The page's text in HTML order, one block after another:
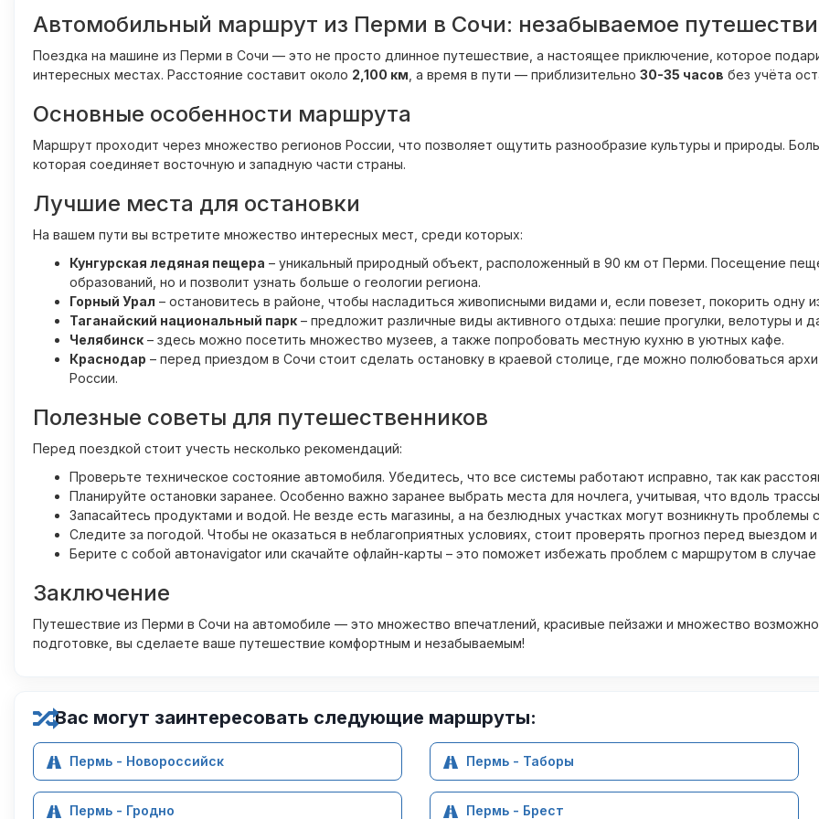
Автомобильный маршрут из Перми в Сочи: незабываемое
Поездка на машине из Перми в Сочи — это не просто длинное путешествие, а настоящее приключение, которое
интересных местах. Расстояние составит около 2,100 км , а время в пути — приблизительно 30-35 часов без учёта
Основные особенности маршрута
Маршрут проходит через множество регионов России, что позволяет ощутить разнообразие культуры и природы.
которая соединяет восточную и западную части страны.
Лучшие места для остановки
На вашем пути вы встретите множество интересных мест, среди которых:
Кунгурская ледяная пещера – уникальный природный объект, расположенный в 90 км от Перми. Посещение
образований, но и позволит узнать больше о геологии региона.
Горный Урал – остановитесь в районе, чтобы насладиться живописными видами и, если повезет, покорить одну
Таганайский национальный парк – предложит различные виды активного отдыха: пешие прогулки, велотуры и
Челябинск – здесь можно посетить множество музеев, а также попробовать местную кухню в уютных кафе.
Краснодар – перед приездом в Сочи стоит сделать остановку в краевой столице, где можно полюбоваться
России.
Полезные советы для путешественников
Перед поездкой стоит учесть несколько рекомендаций:
Проверьте техническое состояние автомобиля. Убедитесь, что все системы работают исправно, так как
Планируйте остановки заранее. Особенно важно заранее выбрать места для ночлега, учитывая, что вдоль
Запасайтесь продуктами и водой. Не везде есть магазины, а на безлюдных участках могут возникнуть проблемы
Следите за погодой. Чтобы не оказаться в неблагоприятных условиях, стоит проверять прогноз перед выездом и
Берите с собой автонavigator или скачайте офлайн-карты – это поможет избежать проблем с маршрутом в случае
Заключение
Путешествие из Перми в Сочи на автомобиле — это множество впечатлений, красивые пейзажи и множество
подготовке, вы сделаете ваше путешествие комфортным и незабываемым!
Вас могут заинтересовать следующие маршруты:
Пермь - Новороссийск Пермь - Таборы
Пермь - Гродно Пермь - Брест